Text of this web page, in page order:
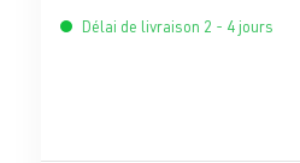
Délai de livraison 2 - 4 jours